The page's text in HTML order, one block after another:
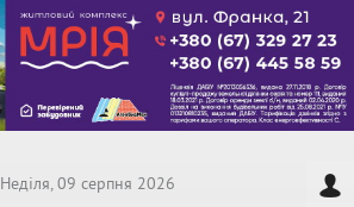
Недiля, 09 серпня 2026